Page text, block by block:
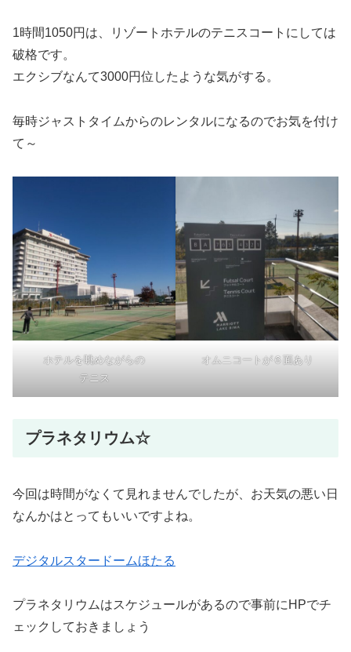
1時間1050円は、リゾートホテルのテニスコートにしては
破格です。
エクシブなんて3000円位したような気がする。
毎時ジャストタイムからのレンタルになるのでお気を付け
て～
ホテルを眺めながらの
テニス
オムニコートが６面あり
プラネタリウム☆
今回は時間がなくて見れませんでしたが、お天気の悪い日
なんかはとってもいいですよね。
デジタルスタードームほたる
プラネタリウムはスケジュールがあるので事前にHPでチ
ェックしておきましょう